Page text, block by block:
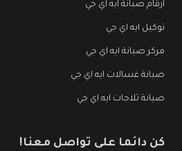
ارقام صيانة ايه اي جي
توكيل ايه اي جي
مركز صيانة ايه اي جي
صيانة غسالات ايه اي جي
صيانة ثلاجات ايه اي جي
كن دائما على تواصل معنا!